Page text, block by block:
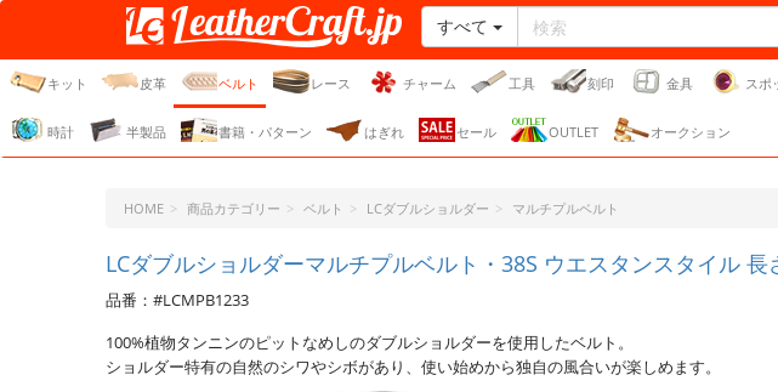
レザークラフト・ドット・
ジェーピー
すべて
キット 皮革 ベルト レース チャーム 工具 刻印 金具 スポ
時計 半製品 書籍・パターン はぎれ セール OUTLET オークション
HOME 商品カテゴリー ベルト LCダブルショルダー マルチプルベルト
LCダブルショルダーマルチプルベルト・38S ウエスタンスタイル 長
品番：#LCMPB1233
100%植物タンニンのピットなめしのダブルショルダーを使用したベルト。
ショルダー特有の自然のシワやシボがあり、使い始めから独自の風合いが楽しめます。